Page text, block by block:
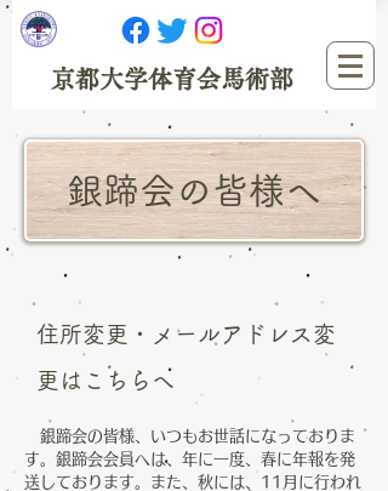
​京都大学体育会馬術部
銀蹄会の皆様へ
​住所変更・メールアドレス変
更はこちらへ
​銀蹄会の皆様、いつもお世話になっておりま
す。銀蹄会会員へは、年に一度、春に年報を発
送しております。また、秋には、11月に行われ